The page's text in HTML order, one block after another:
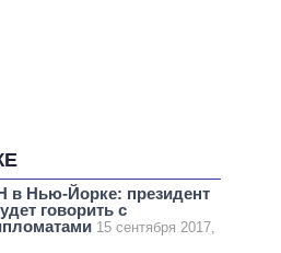
в Нью-Йорке: президент
говорить с
15 сентября 2017,